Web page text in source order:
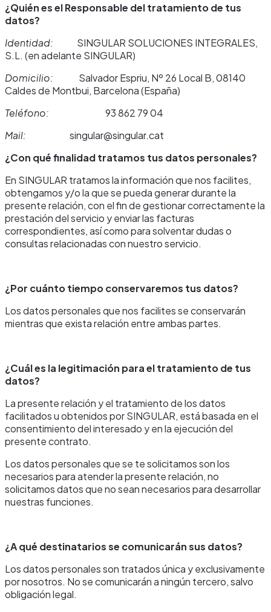
¿Quién es el Responsable del tratamiento de tus
datos?
Identidad: SINGULAR SOLUCIONES INTEGRALES,
S.L. (en adelante SINGULAR)
Domicilio: Salvador Espriu, Nº 26 Local B, 08140
Caldes de Montbui, Barcelona (España)
Teléfono: 93 862 79 04
Mail: singular@singular.cat
¿Con qué finalidad tratamos tus datos personales?
En SINGULAR tratamos la información que nos facilites,
obtengamos y/o la que se pueda generar durante la
presente relación, con el fin de gestionar correctamente la
prestación del servicio y enviar las facturas
correspondientes, así como para solventar dudas o
consultas relacionadas con nuestro servicio.
¿Por cuánto tiempo conservaremos tus datos?
Los datos personales que nos facilites se conservarán
mientras que exista relación entre ambas partes.
¿Cuál es la legitimación para el tratamiento de tus
datos?
La presente relación y el tratamiento de los datos
facilitados u obtenidos por SINGULAR, está basada en el
consentimiento del interesado y en la ejecución del
presente contrato.
Los datos personales que se te solicitamos son los
necesarios para atender la presente relación, no
solicitamos datos que no sean necesarios para desarrollar
nuestras funciones.
¿A qué destinatarios se comunicarán sus datos?
Los datos personales son tratados única y exclusivamente
por nosotros. No se comunicarán a ningún tercero, salvo
obligación legal.